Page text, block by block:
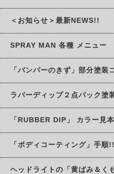
＜お知らせ＞最新NEWS!!
SPRAY MAN 各種 メニュー
「バンパーのきず」部分塗装
ラバーディップ２点パック塗
「RUBBER DIP」 カラー見本
「ボディコーティング」手順!!
ヘッドライトの「黄ばみ＆く